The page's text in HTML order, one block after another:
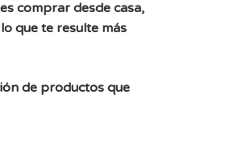
comprar desde casa,
que te resulte más
de productos que